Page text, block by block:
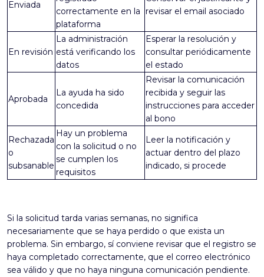
Enviada
correctamente en la
plataforma
revisar el email asociado
En revisión
La administración
está verificando los
datos
Esperar la resolución y
consultar periódicamente
el estado
Aprobada
La ayuda ha sido
concedida
Revisar la comunicación
recibida y seguir las
instrucciones para acceder
al bono
Rechazada
o
subsanable
Hay un problema
con la solicitud o no
se cumplen los
requisitos
Leer la notificación y
actuar dentro del plazo
indicado, si procede
Si la solicitud tarda varias semanas, no significa
necesariamente que se haya perdido o que exista un
problema. Sin embargo, sí conviene revisar que el registro se
haya completado correctamente, que el correo electrónico
sea válido y que no haya ninguna comunicación pendiente.